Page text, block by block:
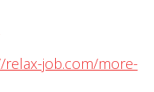
relax-job.com/more-